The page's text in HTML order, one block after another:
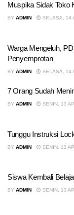
Muspika Sidak Toko
BY ADMIN SELASA, 14
Warga Mengeluh,
Penyemprotan
BY ADMIN SELASA, 14
7 Orang Sudah
BY ADMIN SENIN, 13
Tunggu Instruksi
BY ADMIN SENIN, 13
Siswa Kembali
BY ADMIN SENIN, 13